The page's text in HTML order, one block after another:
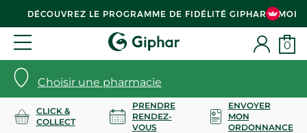
DÉCOUVREZ LE PROGRAMME DE FIDÉLITÉ GIPHAR & MOI
Choisir une pharmacie
0
CLICK &
COLLECT
PRENDRE
RENDEZ-
VOUS
ENVOYER
MON
ORDONNANCE